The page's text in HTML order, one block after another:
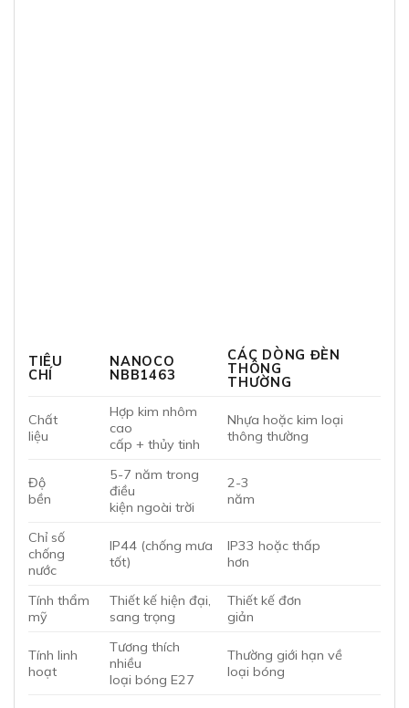
TIÊU
CHÍ
NANOCO
NBB1463
CÁC DÒNG ĐÈN
THÔNG
THƯỜNG
Chất
liệu
Hợp kim nhôm
cao
cấp + thủy tinh
Nhựa hoặc kim loại
thông thường
Độ
bền
5-7 năm trong
điều
kiện ngoài trời
2-3
năm
Chỉ số
chống
nước
IP44 (chống mưa
tốt)
IP33 hoặc thấp
hơn
Tính thẩm
mỹ
Thiết kế hiện đại,
sang trọng
Thiết kế đơn
giản
Tính linh
hoạt
Tương thích
nhiều
loại bóng E27
Thường giới hạn về
loại bóng